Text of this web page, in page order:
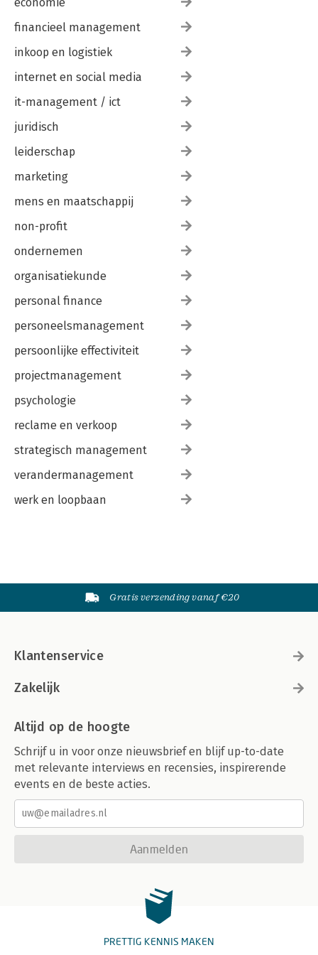
61. De Koreaanse gorilla
63. De medicijnman
64. Op audiëntie bij De Tank
65. Grassmanns vuurdoop
66. Op eigen benen
Appendix
Interviews
Dankwoord
financieel management
inkoop en logistiek
internet en social media
it-management / ict
juridisch
leiderschap
marketing
mens en maatschappij
non-profit
ondernemen
organisatiekunde
personal finance
personeelsmanagement
persoonlijke effectiviteit
projectmanagement
psychologie
reclame en verkoop
strategisch management
verandermanagement
werk en loopbaan
Gratis verzending vanaf €20
Klantenservice
Zakelijk
Altijd op de hoogte
Schrijf u in voor onze nieuwsbrief en blijf up-to-date
met relevante interviews en recensies, inspirerende
events en de beste acties.
Aanmelden
PRETTIG KENNIS MAKEN